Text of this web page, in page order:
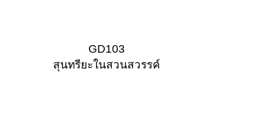
GD103
สุนทรียะในสวนสวรรค์